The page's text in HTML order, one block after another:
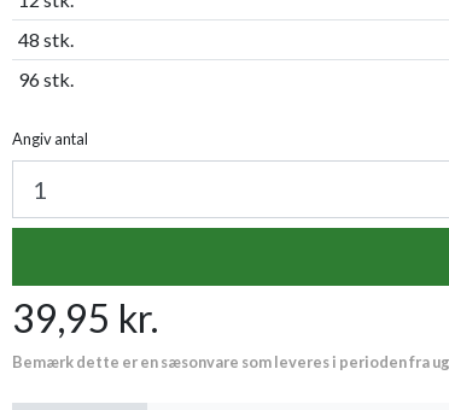
48 stk.
96 stk.
Angiv antal
39,95 kr.
Bemærk dette er en sæsonvare som leveres i perioden fra